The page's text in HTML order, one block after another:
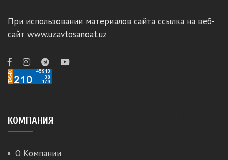
При использовании материалов сайта ссылка на веб-
сайт www.uzavtosanoat.uz
КОМПАНИЯ
О Компании